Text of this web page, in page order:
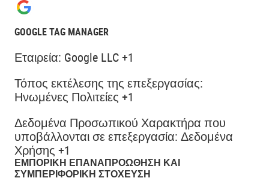
GOOGLE TAG MANAGER
Εταιρεία: Google LLC +1
Τόπος εκτέλεσης της επεξεργασίας:
Ηνωμένες Πολιτείες +1
Δεδομένα Προσωπικού Χαρακτήρα που
υποβάλλονται σε επεξεργασία: Δεδομένα
Χρήσης +1
ΕΜΠΟΡΙΚΉ ΕΠΑΝΑΠΡΟΏΘΗΣΗ ΚΑΙ
ΣΥΜΠΕΡΙΦΟΡΙΚΉ ΣΤΌΧΕΥΣΗ